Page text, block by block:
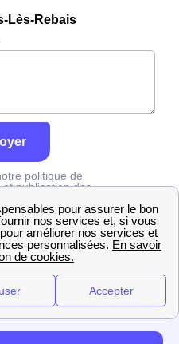
Lès-Rebais
politique de
publication des
Saint-Denis-Lès-Rebais